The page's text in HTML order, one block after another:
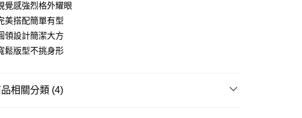
哥付你分期
關說明
大哥付你分期使用說明】
本服務由台灣大哥大提供，台灣大哥大用戶可立即使用無須另外申請。
實際核准額度、可分期數及費用金額請依後續交易確認頁面所載為準。
先享後付
先享後付是「在收到商品之後才付款」的支付方式。 讓您購物簡單
利好安心！
覺感強烈格外耀眼
美搭配簡單有型
領設計簡潔大方
鬆版型不挑身形
相關分類 (4)